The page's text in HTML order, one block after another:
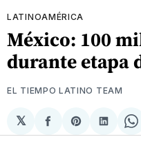
LATINOAMÉRICA
México: 100
durante etapa
EL TIEMPO LATINO TEAM
𝕏
Compartir
en
Share
on
en